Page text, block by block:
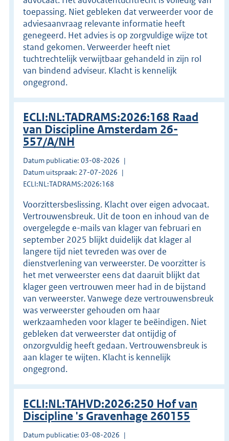
toepassing. Niet gebleken dat verweerder voor de
adviesaanvraag relevante informatie heeft
genegeerd. Het advies is op zorgvuldige wijze tot
stand gekomen. Verweerder heeft niet
tuchtrechtelijk verwijtbaar gehandeld in zijn rol
van bindend adviseur. Klacht is kennelijk
ongegrond.
ECLI:NL:TADRAMS:2026:168 Raad
van Discipline Amsterdam 26-
557/A/NH
Datum publicatie: 03-08-2026
Datum uitspraak: 27-07-2026
ECLI:NL:TADRAMS:2026:168
Voorzittersbeslissing. Klacht over eigen advocaat.
Vertrouwensbreuk. Uit de toon en inhoud van de
overgelegde e-mails van klager van februari en
september 2025 blijkt duidelijk dat klager al
langere tijd niet tevreden was over de
dienstverlening van verweerster. De voorzitter is
het met verweerster eens dat daaruit blijkt dat
klager geen vertrouwen meer had in de bijstand
van verweerster. Vanwege deze vertrouwensbreuk
was verweerster gehouden om haar
werkzaamheden voor klager te beëindigen. Niet
gebleken dat verweerster dat ontijdig of
onzorgvuldig heeft gedaan. Vertrouwensbreuk is
aan klager te wijten. Klacht is kennelijk
ongegrond.
ECLI:NL:TAHVD:2026:250 Hof van
Discipline 's Gravenhage 260155
Datum publicatie: 03-08-2026